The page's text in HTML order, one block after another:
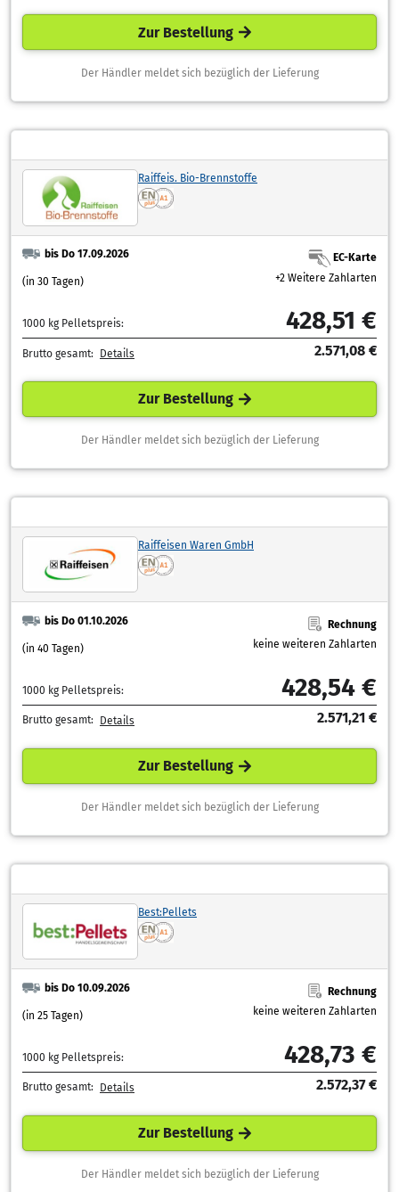
Zur Bestellung
Der Händler meldet sich bezüglich der Lieferung
Raiffeis. Bio-Brennstoffe
bis Do 17.09.2026
(in 30 Tagen)
EC-Karte
+2 Weitere Zahlarten
1000 kg Pelletspreis: 428,51 €
Brutto gesamt: Details 2.571,08 €
Zur Bestellung
Der Händler meldet sich bezüglich der Lieferung
Raiffeisen Waren GmbH
bis Do 01.10.2026
(in 40 Tagen)
Rechnung
keine weiteren Zahlarten
1000 kg Pelletspreis: 428,54 €
Brutto gesamt: Details 2.571,21 €
Zur Bestellung
Der Händler meldet sich bezüglich der Lieferung
Best:Pellets
bis Do 10.09.2026
(in 25 Tagen)
Rechnung
keine weiteren Zahlarten
1000 kg Pelletspreis: 428,73 €
Brutto gesamt: Details 2.572,37 €
Zur Bestellung
Der Händler meldet sich bezüglich der Lieferung